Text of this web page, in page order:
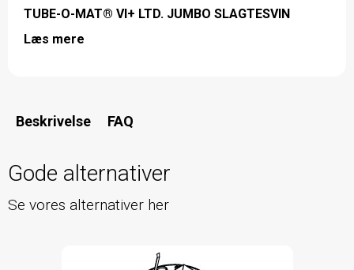
TUBE-O-MAT® VI+ LTD. JUMBO SLAGTESVIN
Læs mere
Beskrivelse FAQ
Gode alternativer
Se vores alternativer her